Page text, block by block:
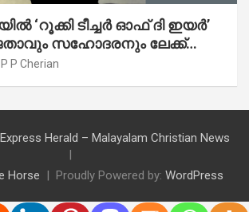
‘റൂക്കി ടീച്ചർ ഓഫ് ദി ഇയർ’
സഹോദരനും ലേക്ക്
P P Cherian
Express Herald – Malayalam Christian News
Horse Proudly Powered by: WordPress